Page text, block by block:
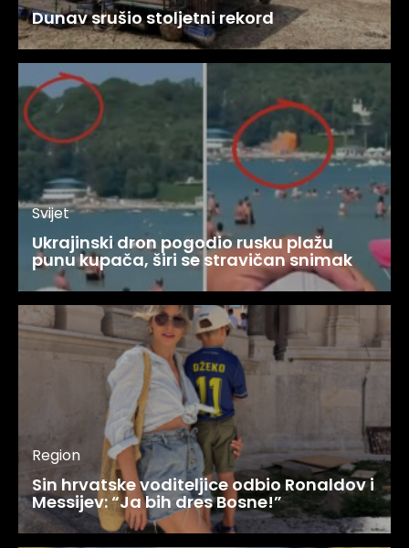
Dunav srušio stoljetni rekord
Svijet
Ukrajinski dron pogodio rusku plažu
punu kupača, širi se stravičan snimak
Region
Sin hrvatske voditeljice odbio Ronaldov i
Messijev: “Ja bih dres Bosne!”